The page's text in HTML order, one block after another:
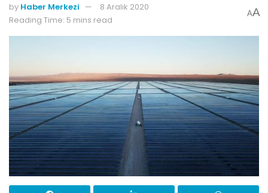
by Haber Merkezi
8 Aralık 2020
Reading Time: 5 mins read
AA